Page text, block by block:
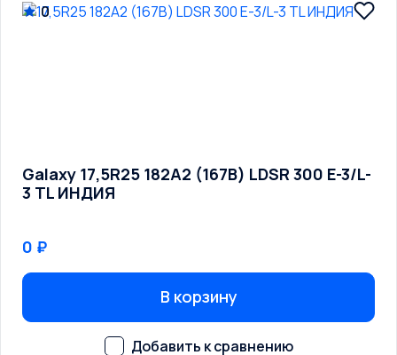
0
Galaxy 17,5R25 182A2 (167B) LDSR 300 E-3/L-
3 TL ИНДИЯ
0 ₽
В корзину